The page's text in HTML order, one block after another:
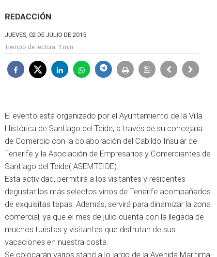
REDACCIÓN
JUEVES, 02 DE JULIO DE 2015
Tiempo de lectura: 1 min
El evento está organizado por el Ayuntamiento de la Villa
Histórica de Santiago del Teide, a través de su concejalía
de Comercio con la colaboración del Cabildo Insular de
Tenerife y la Asociación de Empresarios y Comerciantes de
Santiago del Teide( ASEMTEIDE).
Esta actividad, permitirá a los visitantes y residentes
degustar los más selectos vinos de Tenerife acompañados
de exquisitas tapas. Además, servirá para dinamizar la zona
comercial, ya que el mes de julio cuenta con la llegada de
muchos turistas y visitantes que disfrutan de sus
vacaciones en nuestra costa.
Se colocarán varios stand a lo largo de la Avenida Marítima